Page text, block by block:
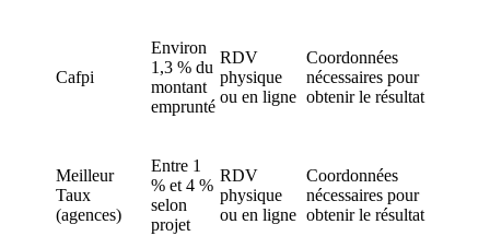
Cafpi
Environ
1,3 % du
montant
emprunté
RDV
physique
ou en ligne
Coordonnées
nécessaires pour
obtenir le résultat
Meilleur
Taux
(agences)
Entre 1
% et 4 %
selon
projet
RDV
physique
ou en ligne
Coordonnées
nécessaires pour
obtenir le résultat